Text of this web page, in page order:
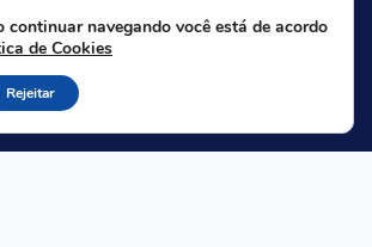
Whatsapp da FAIFCE
sociais:
continuar navegando você está de acordo
de Cookies
Rejeitar